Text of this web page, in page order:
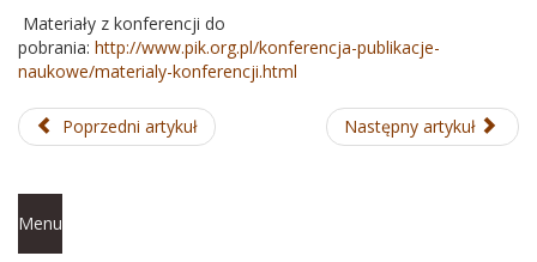
Materiały z konferencji do
pobrania: http://www.pik.org.pl/konferencja-publikacje-
naukowe/materialy-konferencji.html
Poprzedni artykuł Następny artykuł
Menu